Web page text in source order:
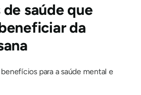
saúde que
da
para a saúde mental e